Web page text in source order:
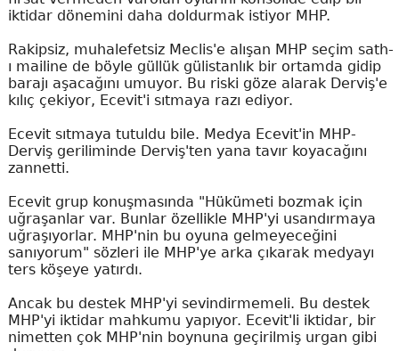
iktidar dönemini daha doldurmak istiyor MHP.
Rakipsiz, muhalefetsiz Meclis'e alışan MHP seçim sath-
ı mailine de böyle güllük gülistanlık bir ortamda gidip
barajı aşacağını umuyor. Bu riski göze alarak Derviş'e
kılıç çekiyor, Ecevit'i sıtmaya razı ediyor.
Ecevit sıtmaya tutuldu bile. Medya Ecevit'in MHP-
Derviş geriliminde Derviş'ten yana tavır koyacağını
zannetti.
Ecevit grup konuşmasında "Hükümeti bozmak için
uğraşanlar var. Bunlar özellikle MHP'yi usandırmaya
uğraşıyorlar. MHP'nin bu oyuna gelmeyeceğini
sanıyorum" sözleri ile MHP'ye arka çıkarak medyayı
ters köşeye yatırdı.
Ancak bu destek MHP'yi sevindirmemeli. Bu destek
MHP'yi iktidar mahkumu yapıyor. Ecevit'li iktidar, bir
nimetten çok MHP'nin boynuna geçirilmiş urgan gibi